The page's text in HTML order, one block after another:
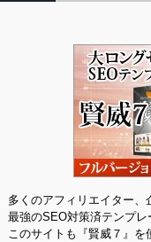
多くのアフィリエイター、
最強のSEO対策済テンプレ
このサイトも『賢威７』を